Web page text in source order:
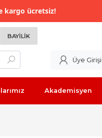
kargo ücretsiz!
BAYILIK
Üye Girişi
Akademisyen